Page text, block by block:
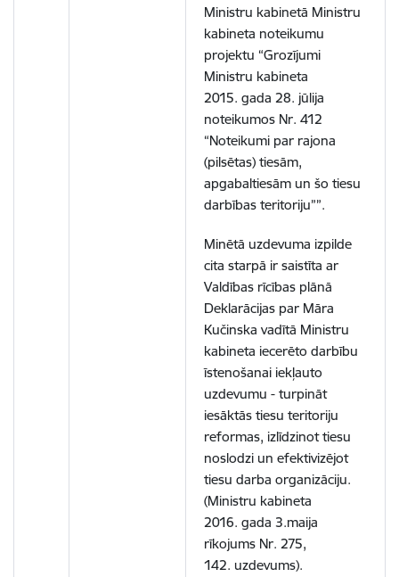
Ministru kabinetā Ministru
kabineta noteikumu
projektu “Grozījumi
Ministru kabineta
2015. gada 28. jūlija
noteikumos Nr. 412
“Noteikumi par rajona
(pilsētas) tiesām,
apgabaltiesām un šo tiesu
darbības teritoriju””.
Minētā uzdevuma izpilde
cita starpā ir saistīta ar
Valdības rīcības plānā
Deklarācijas par Māra
Kučinska vadītā Ministru
kabineta iecerēto darbību
īstenošanai iekļauto
uzdevumu - turpināt
iesāktās tiesu teritoriju
reformas, izlīdzinot tiesu
noslodzi un efektivizējot
tiesu darba organizāciju.
(Ministru kabineta
2016. gada 3.maija
rīkojums Nr. 275,
142. uzdevums).